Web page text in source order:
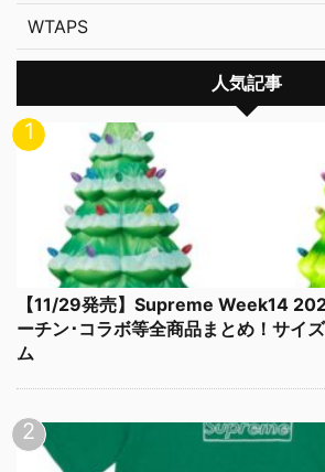
WTAPS
人気記事
【11/29発売】Supreme Week14
ーチン･コラボ等全商品まとめ！サイ
ム